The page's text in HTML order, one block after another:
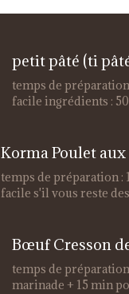
petit pâté (ti
temps de
facile ingrédients :
Korma Poulet
temps de préparation
facile s'il vous reste
Bœuf Cresson
temps de
marinade + 15 min